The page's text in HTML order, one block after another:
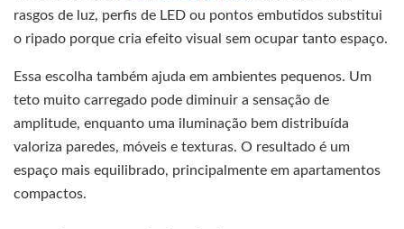
rasgos de luz, perfis de LED ou pontos embutidos substitui
o ripado porque cria efeito visual sem ocupar tanto espaço.
Essa escolha também ajuda em ambientes pequenos. Um
teto muito carregado pode diminuir a sensação de
amplitude, enquanto uma iluminação bem distribuída
valoriza paredes, móveis e texturas. O resultado é um
espaço mais equilibrado, principalmente em apartamentos
compactos.